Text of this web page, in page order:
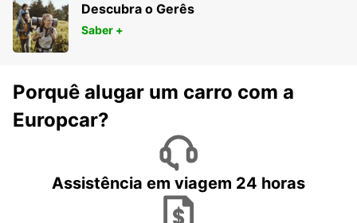
Descubra o Gerês
Saber +
Porquê alugar um carro com a
Europcar?
Assistência em viagem 24 horas